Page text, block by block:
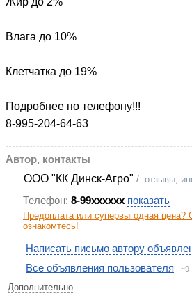
Влага до 10%
Клетчатка до 19%
Подробнее по телефону!!!
8-995-204-64-63
Автор, контакты
ООО "КК Динск-Агро" / отзывы,
Телефон: 8-99xxxxxx показать
Предоплата или супервыгодная цена?
ознакомтесь!
Написать письмо автору
Все объявления пользователя
~9
Дополнительно